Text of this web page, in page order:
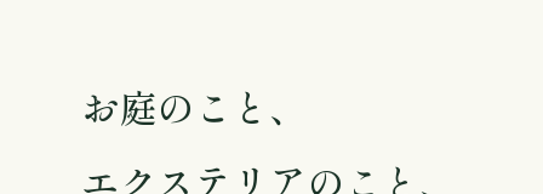
お庭のこと、
エクステリアのこと、